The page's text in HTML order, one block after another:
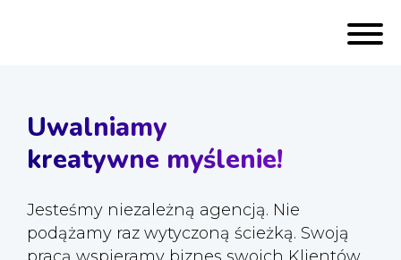
Uwalniamy
kreatywne myślenie!
Jesteśmy niezależną agencją. Nie
podążamy raz wytyczoną ścieżką. Swoją